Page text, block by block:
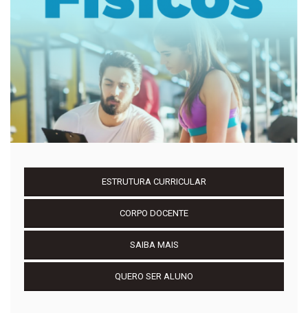
ESTRUTURA CURRICULAR
CORPO DOCENTE
SAIBA MAIS
QUERO SER ALUNO